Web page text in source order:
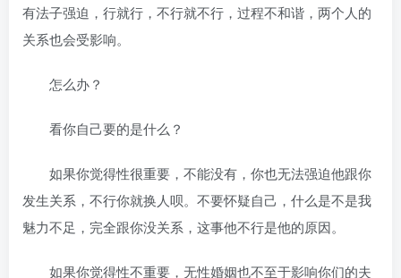
有法子强迫，行就行，不行就不行，过程不和谐，两个人的
关系也会受影响。
怎么办？
看你自己要的是什么？
如果你觉得性很重要，不能没有，你也无法强迫他跟你
发生关系，不行你就换人呗。不要怀疑自己，什么是不是我
魅力不足，完全跟你没关系，这事他不行是他的原因。
如果你觉得性不重要，无性婚姻也不至于影响你们的夫